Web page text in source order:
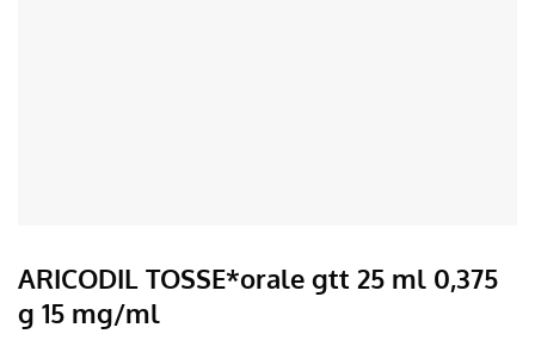
ARICODIL TOSSE*orale gtt 25 ml 0,375
g 15 mg/ml